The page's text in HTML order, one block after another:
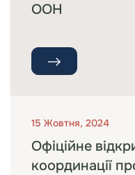
ООН
15 Жовтня, 2024
Офіційне
координації